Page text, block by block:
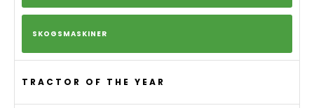
SKOGSMASKINER
TRACTOR OF THE YEAR